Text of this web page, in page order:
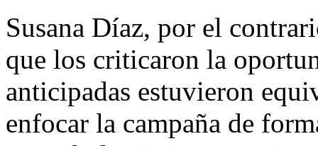
Susana Díaz, por el
que los criticaron la
anticipadas estuvieron
enfocar la campaña de